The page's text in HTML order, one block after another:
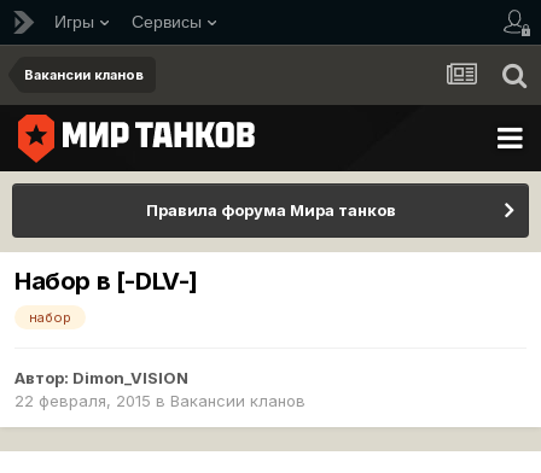
Игры Сервисы
Вакансии кланов
Правила форума Мира танков
Набор в [-DLV-]
набор
Автор: Dimon_VISION
22 февраля, 2015 в Вакансии кланов